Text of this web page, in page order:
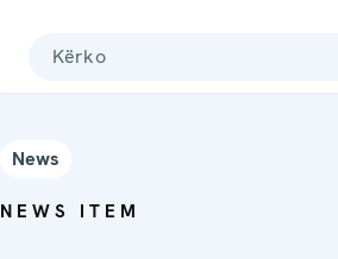
Kërko
News
NEWS ITEM